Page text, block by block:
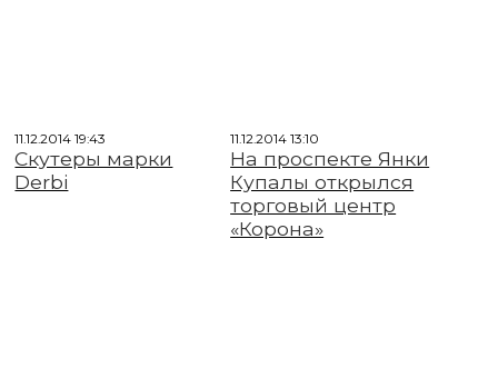
11.12.2014 19:43
Скутеры марки
Derbi
11.12.2014 13:10
На проспекте Янки
Купалы открылся
торговый центр
«Корона»